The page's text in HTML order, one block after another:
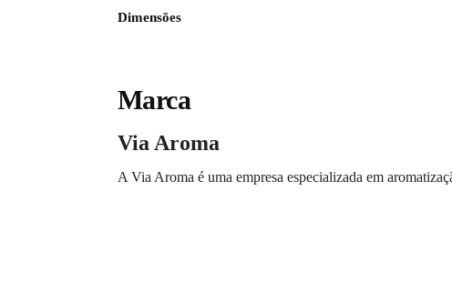
Dimensões
Marca
Via Aroma
A Via Aroma é uma empresa especializada em